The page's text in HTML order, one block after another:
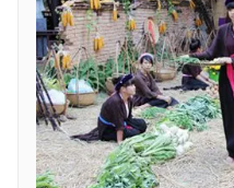
THỜI BÁO VTV